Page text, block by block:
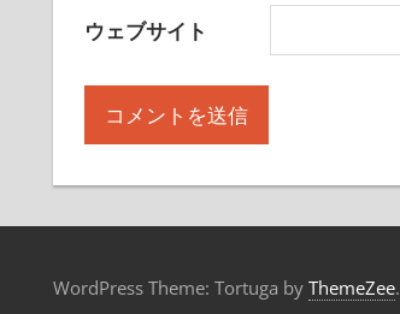
ウェブサイト
WordPress Theme: Tortuga by ThemeZee.